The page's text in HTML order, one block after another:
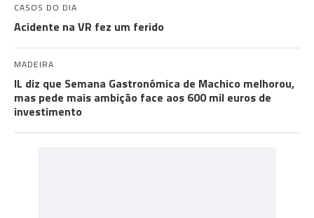
CASOS DO DIA
Acidente na VR fez um ferido
MADEIRA
IL diz que Semana Gastronómica de Machico melhorou,
mas pede mais ambição face aos 600 mil euros de
investimento